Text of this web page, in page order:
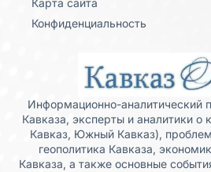
Карта сайта
Конфиденциальность
Информационно-аналитический
Кавказа, эксперты и аналитики о
Кавказ, Южный Кавказ),
геополитика Кавказа,
Кавказа, а также основные